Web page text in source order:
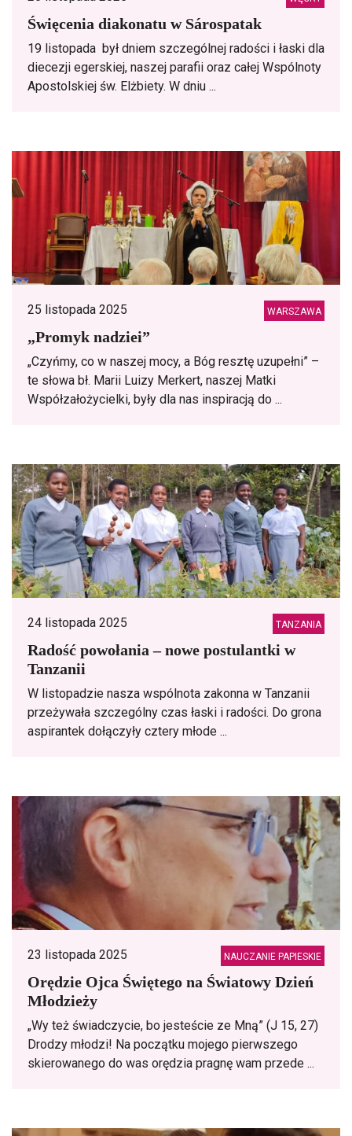
Święcenia diakonatu w Sárospatak
19 listopada był dniem szczególnej radości i łaski dla
diecezji egerskiej, naszej parafii oraz całej Wspólnoty
Apostolskiej św. Elżbiety. W dniu ...
25 listopada 2025 WARSZAWA
„Promyk nadziei”
„Czyńmy, co w naszej mocy, a Bóg resztę uzupełni” –
te słowa bł. Marii Luizy Merkert, naszej Matki
Współzałożycielki, były dla nas inspiracją do ...
24 listopada 2025 TANZANIA
Radość powołania – nowe postulantki w
Tanzanii
W listopadzie nasza wspólnota zakonna w Tanzanii
przeżywała szczególny czas łaski i radości. Do grona
aspirantek dołączyły cztery młode ...
23 listopada 2025 NAUCZANIE PAPIESKIE
Orędzie Ojca Świętego na Światowy Dzień
Młodzieży
„Wy też świadczycie, bo jesteście ze Mną” (J 15, 27)
Drodzy młodzi! Na początku mojego pierwszego
skierowanego do was orędzia pragnę wam przede ...